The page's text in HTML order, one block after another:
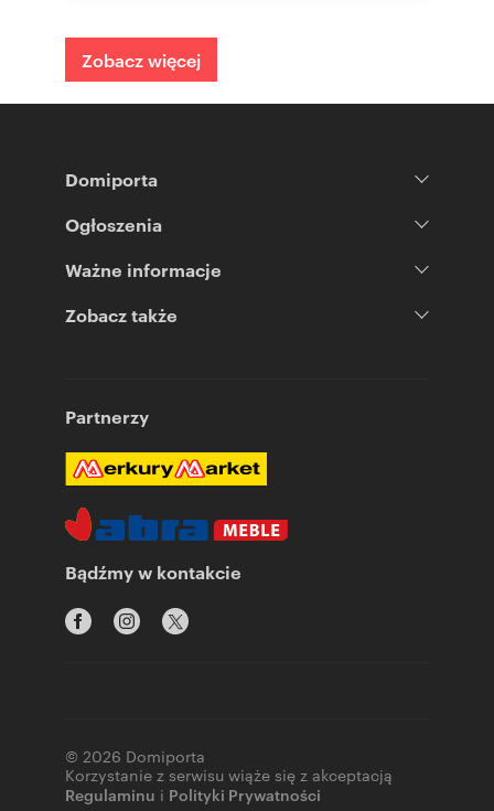
Zobacz więcej
Domiporta
Ogłoszenia
Ważne informacje
Zobacz także
Partnerzy
Bądźmy w kontakcie
© 2026 Domiporta
Korzystanie z serwisu wiąże się z akceptacją
Regulaminu i Polityki Prywatności